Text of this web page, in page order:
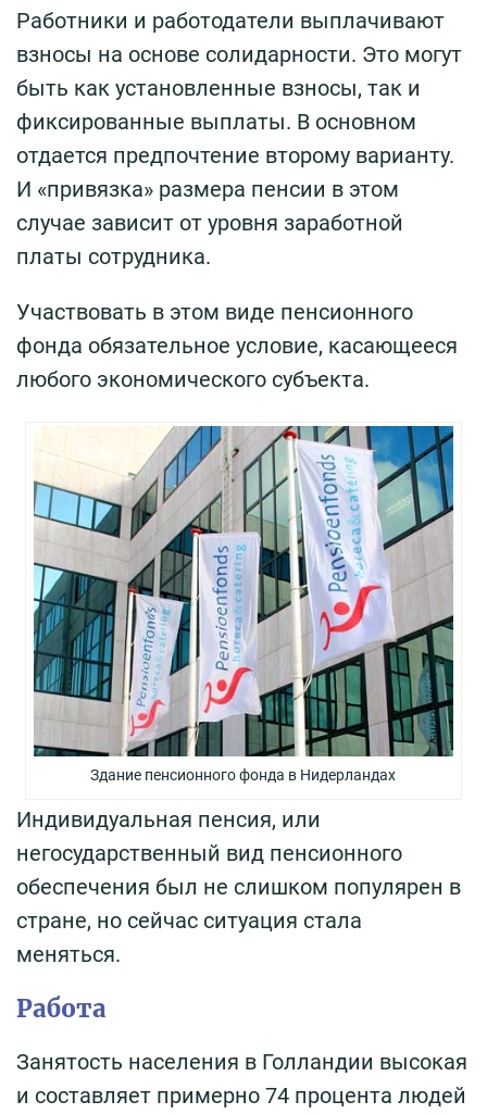
Работники и работодатели выплачивают
взносы на основе солидарности. Это могут
быть как установленные взносы, так и
фиксированные выплаты. В основном
отдается предпочтение второму варианту.
И «привязка» размера пенсии в этом
случае зависит от уровня заработной
платы сотрудника.
Участвовать в этом виде пенсионного
фонда обязательное условие, касающееся
любого экономического субъекта.
Здание пенсионного фонда в Нидерландах
Индивидуальная пенсия, или
негосударственный вид пенсионного
обеспечения был не слишком популярен в
стране, но сейчас ситуация стала
меняться.
Работа
Занятость населения в Голландии высокая
и составляет примерно 74 процента людей